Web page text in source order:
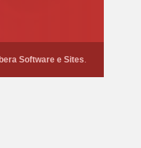
Software e Sites.